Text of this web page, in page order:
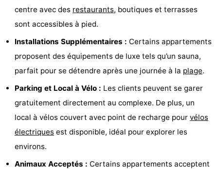
Bos
Last
minutes
Plages
Lieux
Musées
Monuments
-
centre avec des restaurants, boutiques et terrasses
sont accessibles à pied.
Installations Supplémentaires : Certains appartements
proposent des équipements de luxe tels qu’un sauna,
parfait pour se détendre après une journée à la plage.
Parking et Local à Vélo : Les clients peuvent se garer
gratuitement directement au complexe. De plus, un
local à vélos couvert avec point de recharge pour vélos
électriques est disponible, idéal pour explorer les
environs.
Animaux Acceptés : Certains appartements acceptent